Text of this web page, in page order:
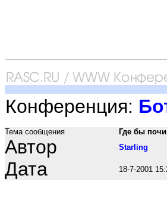
Конференция:
Тема сообщения Где бы
Автор Starling
Дата 18-7-2001